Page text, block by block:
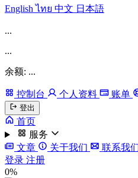
Englishไทย 中文 日本語
...
...
余额: ...
控制台 个人资料 账单
登出
首页
服务
文章
关于我们
联系我
登录 注册
0%